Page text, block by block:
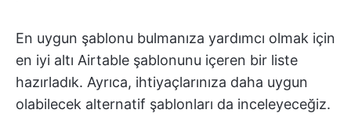
En uygun şablonu bulmanıza yardımcı olmak için
en iyi altı Airtable şablonunu içeren bir liste
hazırladık. Ayrıca, ihtiyaçlarınıza daha uygun
olabilecek alternatif şablonları da inceleyeceğiz.